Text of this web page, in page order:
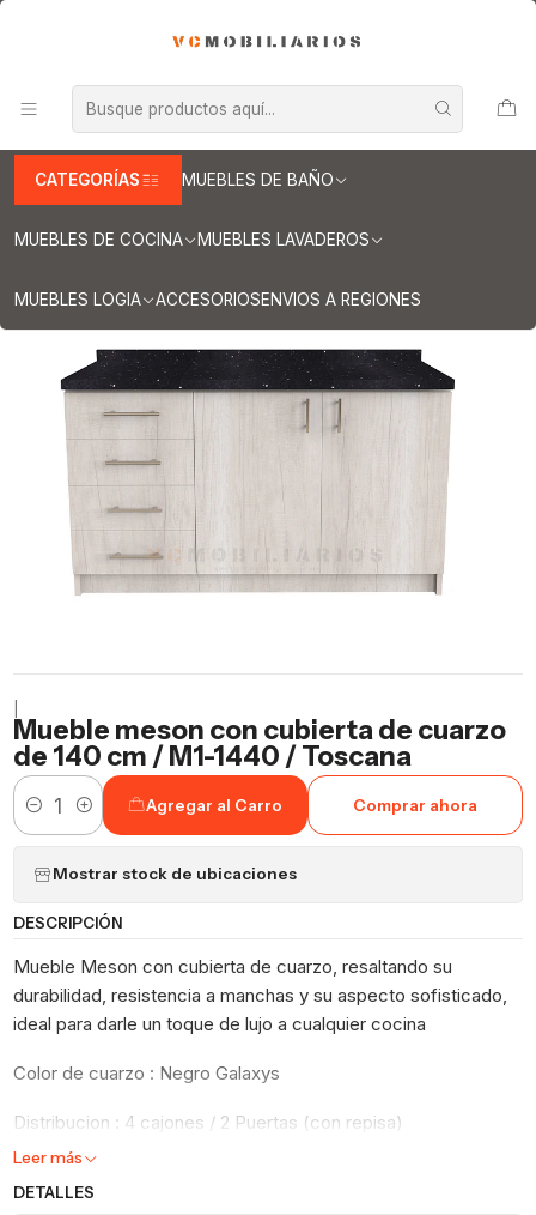
CATEGORÍAS MUEBLES DE BAÑO
MUEBLES DE COCINA MUEBLES LAVADEROS
MUEBLES LOGIA ACCESORIOSENVIOS A REGIONES
Mueble tipo Mesón de 140 cm
Mueble meson con cubierta de cuarzo de 140 cm / M1-1440 /
Toscana
Mueble meson con cubierta de cuarzo
de 140 cm / M1-1440 / Toscana
Cantidad
Agregar al Carro Comprar ahora
Mostrar stock de ubicaciones
DESCRIPCIÓN
Mueble Meson con cubierta de cuarzo, resaltando su
durabilidad, resistencia a manchas y su aspecto sofisticado,
ideal para darle un toque de lujo a cualquier cocina
Color de cuarzo : Negro Galaxys
Distribucion : 4 cajones / 2 Puertas (con repisa)
Leer más
DETALLES